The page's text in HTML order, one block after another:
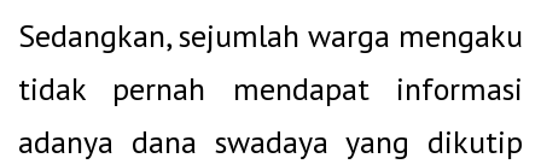
Sedangkan, sejumlah warga mengaku
tidak pernah mendapat informasi
adanya dana swadaya yang dikutip